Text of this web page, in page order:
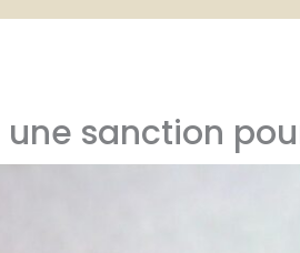
une sanction